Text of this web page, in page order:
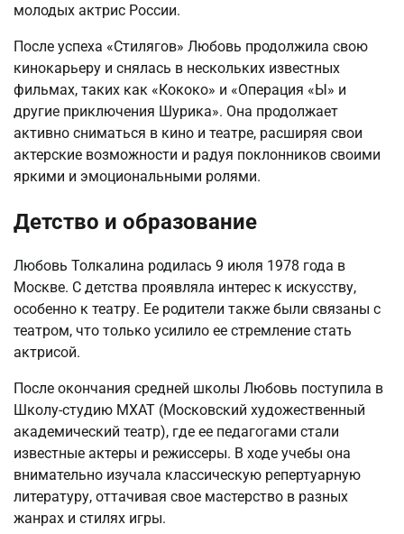
молодых актрис России.
После успеха «Стилягов» Любовь продолжила свою
кинокарьеру и снялась в нескольких известных
фильмах, таких как «Кококо» и «Операция «Ы» и
другие приключения Шурика». Она продолжает
активно сниматься в кино и театре, расширяя свои
актерские возможности и радуя поклонников своими
яркими и эмоциональными ролями.
Детство и образование
Любовь Толкалина родилась 9 июля 1978 года в
Москве. С детства проявляла интерес к искусству,
особенно к театру. Ее родители также были связаны с
театром, что только усилило ее стремление стать
актрисой.
После окончания средней школы Любовь поступила в
Школу-студию МХАТ (Московский художественный
академический театр), где ее педагогами стали
известные актеры и режиссеры. В ходе учебы она
внимательно изучала классическую репертуарную
литературу, оттачивая свое мастерство в разных
жанрах и стилях игры.